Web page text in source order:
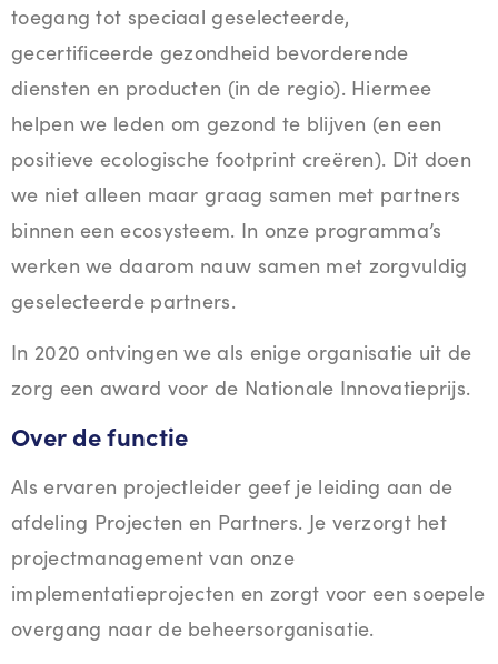
toegang tot speciaal geselecteerde,
gecertificeerde gezondheid bevorderende
diensten en producten (in de regio). Hiermee
helpen we leden om gezond te blijven (en een
positieve ecologische footprint creëren). Dit doen
we niet alleen maar graag samen met partners
binnen een ecosysteem. In onze programma’s
werken we daarom nauw samen met zorgvuldig
geselecteerde partners.
In 2020 ontvingen we als enige organisatie uit de
zorg een award voor de Nationale Innovatieprijs.
Over de functie
Als ervaren projectleider geef je leiding aan de
afdeling Projecten en Partners. Je verzorgt het
projectmanagement van onze
implementatieprojecten en zorgt voor een soepele
overgang naar de beheersorganisatie.